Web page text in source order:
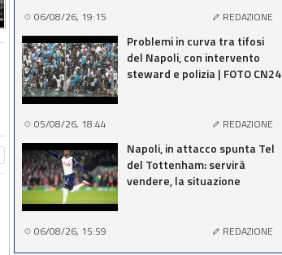
06/08/26, 19:15 REDAZIONE
Problemi in curva tra tifosi
del Napoli, con intervento
steward e polizia | FOTO CN24
05/08/26, 18:44 REDAZIONE
Napoli, in attacco spunta Tel
del Tottenham: servirà
vendere, la situazione
06/08/26, 15:59 REDAZIONE